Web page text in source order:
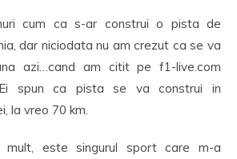
cum ca s-ar construi o pista de
dar niciodata nu am crezut ca se va
azi…cand am citit pe f1-live.com
spun ca pista se va construi in
la vreo 70 km.
mult, este singurul sport care m-a